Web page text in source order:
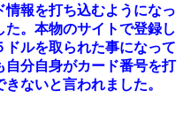
報を打ち込むようになっ
。本物のサイトで登録し
ルを取られた事になって
自分自身がカード番号を打
ないと言われました。